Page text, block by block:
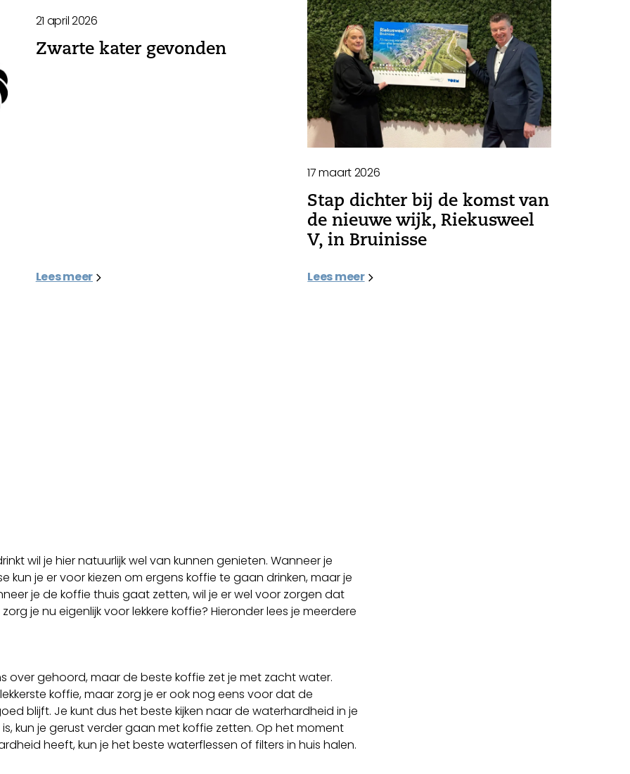
21 april 2026
Zwarte kater gevonden
Lees meer
17 maart 2026
Stap dichter bij de komst van
de nieuwe wijk, Riekusweel
V, in Bruinisse
Lees meer
wil je hier natuurlijk wel van kunnen genieten. Wanneer je
kun je er voor kiezen om ergens koffie te gaan drinken, maar je
je de koffie thuis gaat zetten, wil je er wel voor zorgen dat
je nu eigenlijk voor lekkere koffie? Hieronder lees je meerdere
over gehoord, maar de beste koffie zet je met zacht water.
koffie, maar zorg je er ook nog eens voor dat de
blijft. Je kunt dus het beste kijken naar de waterhardheid in je
kun je gerust verder gaan met koffie zetten. Op het moment
heeft, kun je het beste waterflessen of filters in huis halen.